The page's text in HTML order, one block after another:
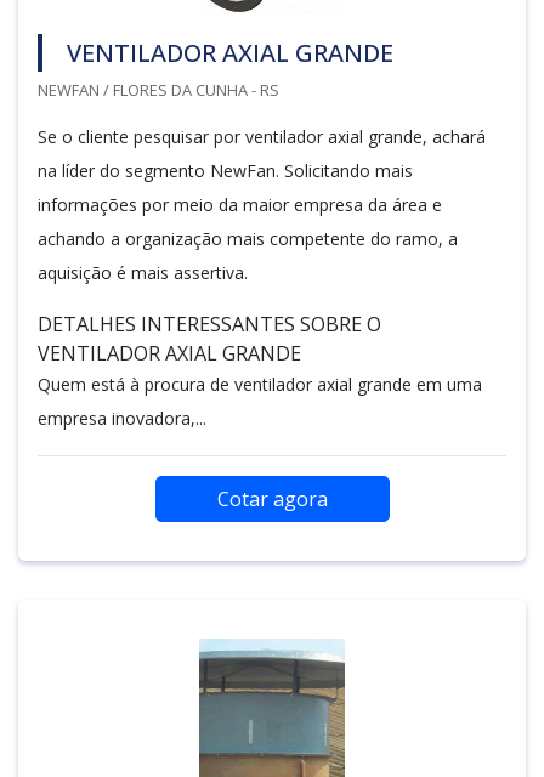
VENTILADOR AXIAL GRANDE
NEWFAN / FLORES DA CUNHA - RS
Se o cliente pesquisar por ventilador axial grande, achará
na líder do segmento NewFan. Solicitando mais
informações por meio da maior empresa da área e
achando a organização mais competente do ramo, a
aquisição é mais assertiva.
DETALHES INTERESSANTES SOBRE O
VENTILADOR AXIAL GRANDE
Quem está à procura de ventilador axial grande em uma
empresa inovadora,...
Cotar agora